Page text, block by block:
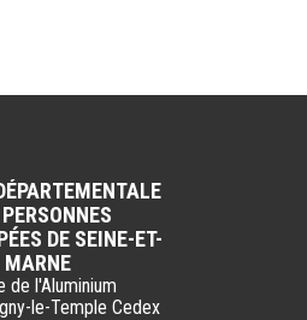
DE SEINE-ET-
MARNE
de l'Aluminium
le-Temple Cedex